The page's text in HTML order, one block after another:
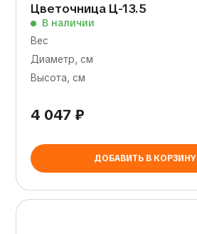
Цветочница Ц-13.5
В наличии
Вес
Диаметр, см
Высота, см
4 047 ₽
ДОБАВИТЬ В КОРЗИНУ